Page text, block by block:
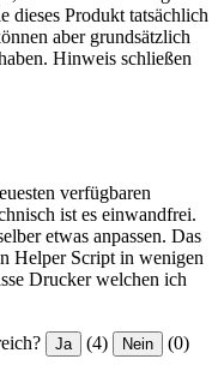
dieses Produkt tatsächlich
aber grundsätzlich
Hinweis schließen
verfügbaren
ist es einwandfrei.
etwas anpassen. Das
Helper Script in wenigen
Drucker welchen ich
Ja (4) Nein (0)